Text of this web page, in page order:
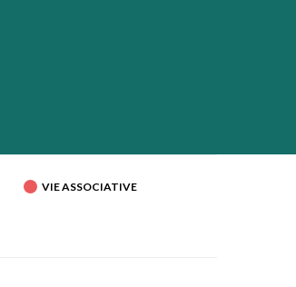
VIE ASSOCIATIVE